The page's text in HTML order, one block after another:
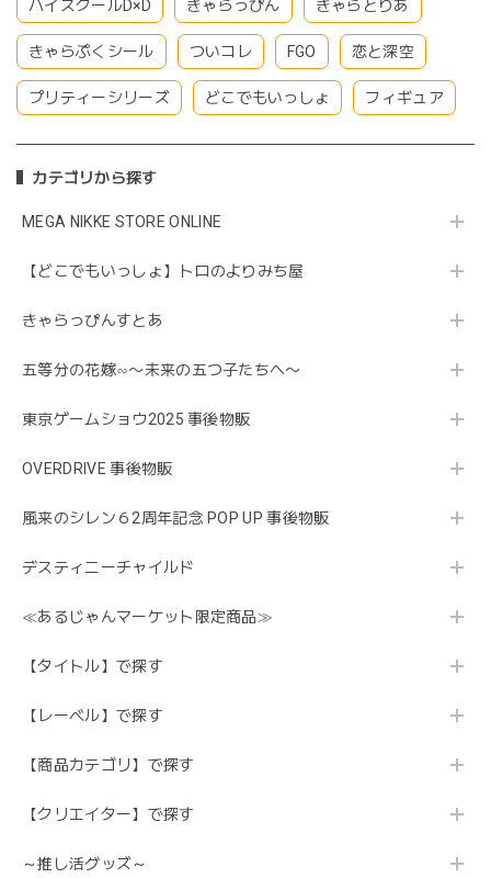
ハイスクールD×D きゃらっぴん きゃらとりあ
きゃらぷくシール ついコレ FGO 恋と深空
プリティーシリーズ どこでもいっしょ フィギュア
カテゴリから探す
MEGA NIKKE STORE ONLINE
【どこでもいっしょ】トロのよりみち屋
きゃらっぴんすとあ
五等分の花嫁∽〜未来の五つ子たちへ〜
東京ゲームショウ2025 事後物販
OVERDRIVE 事後物販
風来のシレン６2周年記念 POP UP 事後物販
デスティニーチャイルド
≪あるじゃんマーケット限定商品≫
【タイトル】で探す
【レーベル】で探す
【商品カテゴリ】で探す
【クリエイター】で探す
～推し活グッズ～